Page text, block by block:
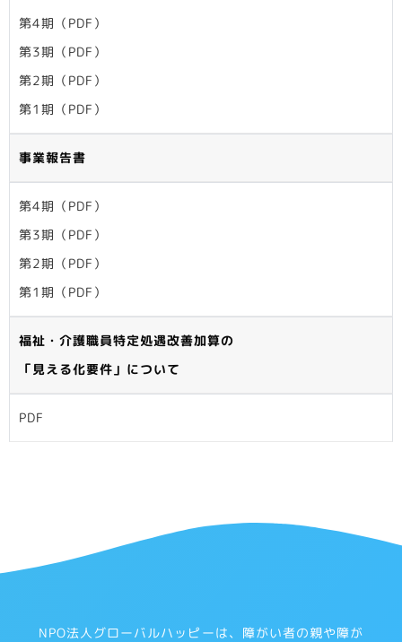
第4期（PDF）
第3期（PDF）
第2期（PDF）
第1期（PDF）
事業報告書
第4期（PDF）
第3期（PDF）
第2期（PDF）
第1期（PDF）
福祉・介護職員特定処遇改善加算の
「見える化要件」について
PDF
NPO法人グローバルハッピーは、障がい者の親や障が